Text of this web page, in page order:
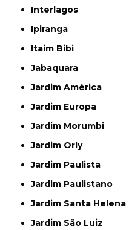
Interlagos
Ipiranga
Itaim Bibi
Jabaquara
Jardim América
Jardim Europa
Jardim Morumbi
Jardim Orly
Jardim Paulista
Jardim Paulistano
Jardim Santa Helena
Jardim São Luiz